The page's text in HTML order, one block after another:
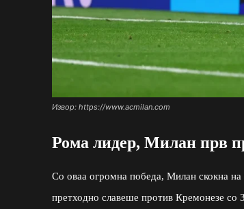
Извор: https://www.acmilan.com
Рома лидер, Милан прв
Со оваа огромна победа, Милан скокна на
претходно славеше против Кремонезе со